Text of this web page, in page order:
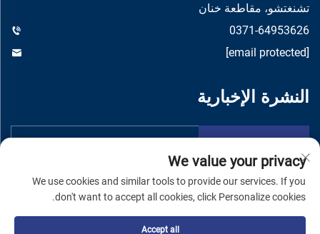
تشنغتشو، مقاطعة خنان
0371-64953626
[email protected]
النشرة الإخبارية
We value your privacy
We use cookies and similar tools to provide our services. If you
don't want to accept all cookies, click Personalize cookies.
Accept all